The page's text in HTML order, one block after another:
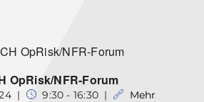
OpRisk/NFR-Forum
| 9:30 - 16:30 |
Mehr